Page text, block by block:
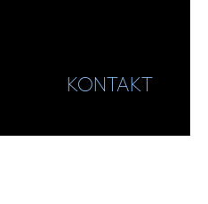
KONTAKT